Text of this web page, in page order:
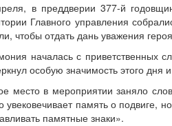
в преддверии 377‑й
Главного управления
чтобы отдать дань уважения
началась с приветственных
особую значимость этого
место в мероприятии заняло
увековечивает память о
памятные знаки».